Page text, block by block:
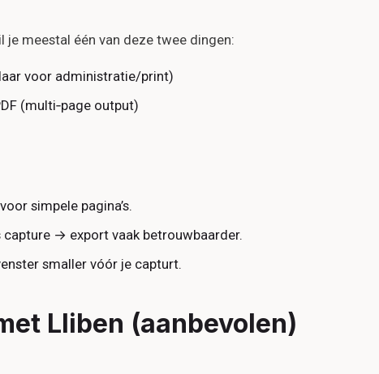
je meestal één van deze twee dingen:
voor administratie/print)
(multi‑page output)
voor simpele pagina’s.
capture → export vaak betrouwbaarder.
smaller vóór je capturt.
Lliben (aanbevolen)